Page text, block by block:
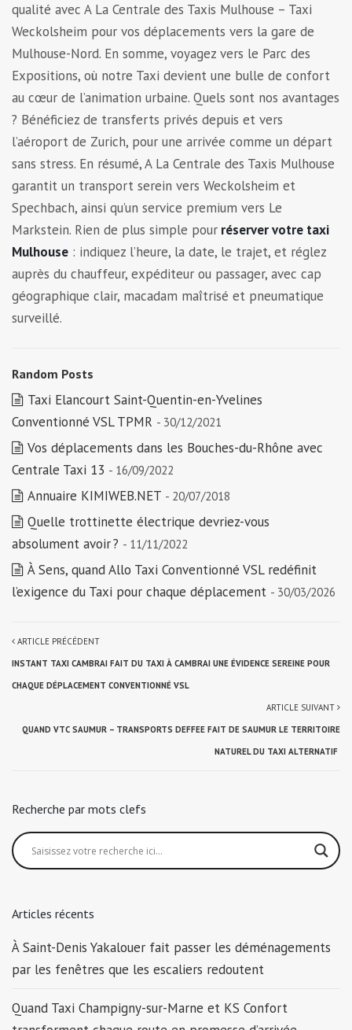
qualité avec A La Centrale des Taxis Mulhouse – Taxi
Weckolsheim pour vos déplacements vers la gare de
Mulhouse-Nord. En somme, voyagez vers le Parc des
Expositions, où notre Taxi devient une bulle de confort
au cœur de l’animation urbaine. Quels sont nos avantages
? Bénéficiez de transferts privés depuis et vers
l’aéroport de Zurich, pour une arrivée comme un départ
sans stress. En résumé, A La Centrale des Taxis Mulhouse
garantit un transport serein vers Weckolsheim et
Spechbach, ainsi qu’un service premium vers Le
Markstein. Rien de plus simple pour réserver votre taxi
Mulhouse : indiquez l’heure, la date, le trajet, et réglez
auprès du chauffeur, expéditeur ou passager, avec cap
géographique clair, macadam maîtrisé et pneumatique
surveillé.
Random Posts
Taxi Elancourt Saint-Quentin-en-Yvelines
Conventionné VSL TPMR - 30/12/2021
Vos déplacements dans les Bouches-du-Rhône avec
Centrale Taxi 13 - 16/09/2022
Annuaire KIMIWEB.NET - 20/07/2018
Quelle trottinette électrique devriez-vous
absolument avoir ? - 11/11/2022
À Sens, quand Allo Taxi Conventionné VSL redéfinit
l’exigence du Taxi pour chaque déplacement - 30/03/2026
ARTICLE PRÉCÉDENT
INSTANT TAXI CAMBRAI FAIT DU TAXI À CAMBRAI UNE ÉVIDENCE SEREINE POUR
CHAQUE DÉPLACEMENT CONVENTIONNÉ VSL
ARTICLE SUIVANT
QUAND VTC SAUMUR – TRANSPORTS DEFFEE FAIT DE SAUMUR LE TERRITOIRE
NATUREL DU TAXI ALTERNATIF
Recherche par mots clefs
Articles récents
À Saint-Denis Yakalouer fait passer les déménagements
par les fenêtres que les escaliers redoutent
Quand Taxi Champigny-sur-Marne et KS Confort